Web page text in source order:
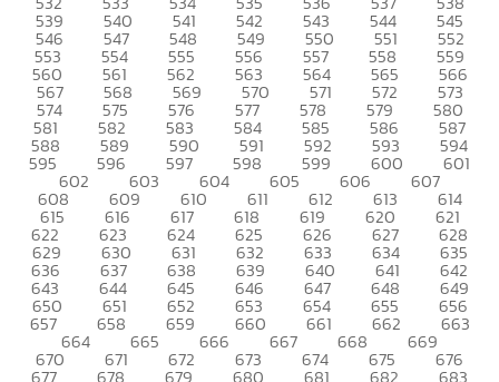
539 540 541 542 543 544 545
546 547 548 549 550 551 552
553 554 555 556 557 558 559
560 561 562 563 564 565 566
567 568 569 570 571 572 573
574 575 576 577 578 579 580
581 582 583 584 585 586 587
588 589 590 591 592 593 594
595 596 597 598 599 600 601
602 603 604 605 606 607
608 609 610 611 612 613 614
615 616 617 618 619 620 621
622 623 624 625 626 627 628
629 630 631 632 633 634 635
636 637 638 639 640 641 642
643 644 645 646 647 648 649
650 651 652 653 654 655 656
657 658 659 660 661 662 663
664 665 666 667 668 669
670 671 672 673 674 675 676
677 678 679 680 681 682 683